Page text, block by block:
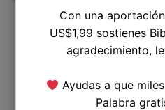
Con una
US$1,99 sostienes
agradecimiento,
Ayudas a que
Palabra